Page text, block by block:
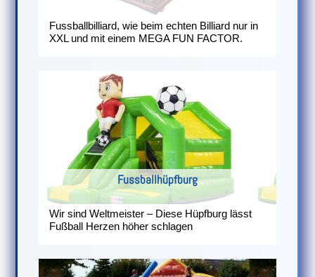
Fussballbilliard, wie beim echten Billiard nur in
XXL und mit einem MEGA FUN FACTOR.
Fussballhüpfburg
Wir sind Weltmeister – Diese Hüpfburg lässt
Fußball Herzen höher schlagen